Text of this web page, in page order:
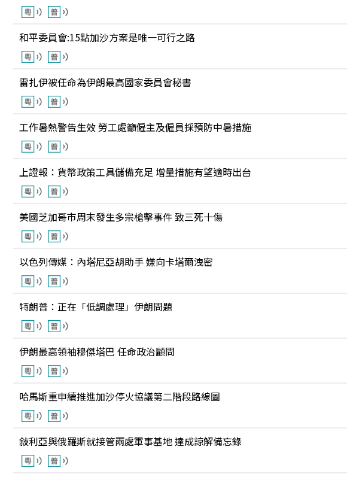
和平委員會:15點加沙方案是唯一可行之路
雷扎伊被任命為伊朗最高國家委員會秘書
工作暑熱警告生效 勞工處籲僱主及僱員採預防中暑措施
上證報：貨幣政策工具儲備充足 增量措施有望適時出台
美國芝加哥市周末發生多宗槍擊事件 致三死十傷
以色列傳媒：內塔尼亞胡助手 嫌向卡塔爾洩密
特朗普：正在「低調處理」伊朗問題
伊朗最高領袖穆傑塔巴 任命政治顧問
哈馬斯重申續推進加沙停火協議第二階段路線圖
敍利亞與俄羅斯就接管兩處軍事基地 達成諒解備忘錄